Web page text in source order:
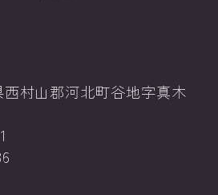
西村山郡河北町谷地字真木